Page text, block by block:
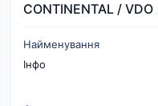
CONTINENTAL / VDO
Найменування
Інфо